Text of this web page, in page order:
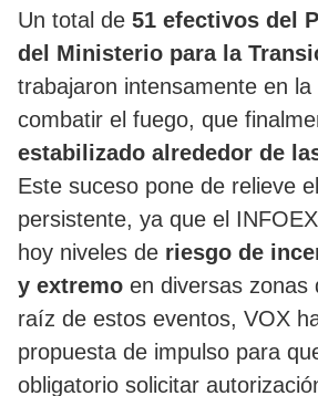
Un total de 51 efectivos del
del Ministerio para la
trabajaron intensamente en
combatir el fuego, que
estabilizado alrededor de
Este suceso pone de relieve
persistente, ya que el
hoy niveles de riesgo de
y extremo en diversas zonas
raíz de estos eventos, VOX
propuesta de impulso para
obligatorio solicitar